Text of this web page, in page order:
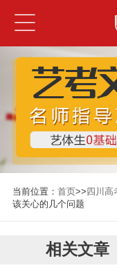
当前位置： 首页>>四川高
该关心的几个问题
相关文章